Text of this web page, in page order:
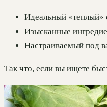
Идеальный «теплый»
Изысканные
Настраиваемый под
Так что, если вы ищете